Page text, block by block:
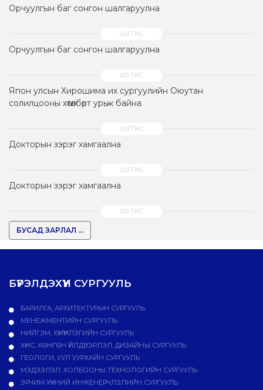
Орчуулгын баг сонгон шалгаруулна
Орчуулгын баг сонгон шалгаруулна
Япон улсын Хирошима их сургуулийн Оюутан
солилцооны хөтөлбөрт урьж байна
Докторын зэрэг хамгаална
Докторын зэрэг хамгаална
БУСАД ЗАРЛАЛ ...
БҮРЭЛДЭХҮҮН СУРГУУЛЬ
БАРИЛГА, АРХИТЕКТУРЫН СУРГУУЛЬ
МЕНЕЖМЕНТИЙН СУРГУУЛЬ
НИЙГЭМ, ХҮМҮҮНЛЭГИЙН СУРГУУЛЬ
ХҮНС, ХӨНГӨН ҮЙЛДВЭРЛЭЛ, ДИЗАЙНЫ СУРГУУЛЬ
ГЕОЛОГИ, УУЛ УУРХАЙН СУРГУУЛЬ
МЭДЭЭЛЭЛ, ХОЛБООНЫ ТЕХНОЛОГИЙН СУРГУУЛЬ
ЭРЧИМ ХҮЧНИЙ ИНЖЕНЕРЧЛЭЛИЙН СУРГУУЛЬ